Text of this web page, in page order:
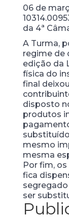
06 de
da 4ª
A Turma,
regime de
edição da
física do
final
disposto
produtos
mesmo
mesma
Por fim,
fica
ser